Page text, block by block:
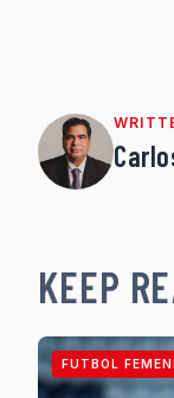
KEEP
FUTBOL